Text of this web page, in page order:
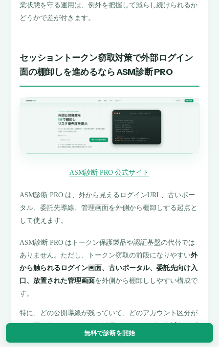
無料で診断を開始
業状態を守る運用は、例外を把握して減らし続けられるか
どうかで差が付きます。
セッショントークン窃取対策で外部ログイン
面の棚卸しを進めるなら ASM診断 PRO
ASM診断 PRO 公式サイト
ASM診断 PRO は、外から見えるログインURL、古いポー
タル、委託先導線、管理画面を外側から棚卸しする起点と
して使えます。
ASM診断 PRO はトークン保護製品や認証基盤の代替では
ありません。ただし、トークン窃取の前段になりやすい外
から触られるログイン画面、古いポータル、委託先向け入
口、放置された管理画面を外側から棚卸ししやすい構成で
す。
特に、どの公開導線が残っていて、どのアカウント区分が
トークン窃取の入口を先に細くできるか